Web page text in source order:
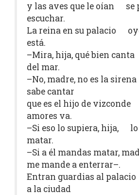
y las aves que le oían se
escuchar.
La reina en su palacio
está.
–Mira, hija, qué bien
del mar.
–No, madre, no es la
sabe cantar
que es el hijo de
amores va.
–Si eso lo supiera, hija,
matar.
–Si a él mandas matar,
me mande a enterrar–.
Entran guardias al
a la ciudad